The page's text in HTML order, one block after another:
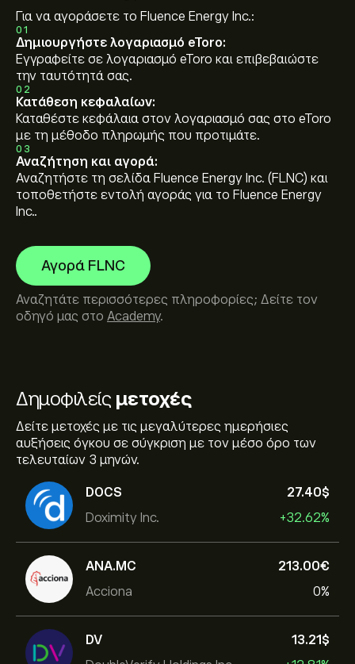
Δημοφιλείς μετοχές
Δείτε μετοχές με τις μεγαλύτερες ημερήσιες
αυξήσεις όγκου σε σύγκριση με τον μέσο όρο των
τελευταίων 3 μηνών.
DOCS
Doximity Inc.
27.40‎$‎
+32.62%
ANA.MC
Acciona
213.00‎€‎
0%
DV
13.21‎$‎
Για να αγοράσετε το Fluence Energy Inc.:
01
Δημιουργήστε λογαριασμό eToro:
Εγγραφείτε σε λογαριασμό eToro και επιβεβαιώστε
την ταυτότητά σας.
02
Κατάθεση κεφαλαίων:
Καταθέστε κεφάλαια στον λογαριασμό σας στο eToro
με τη μέθοδο πληρωμής που προτιμάτε.
03
Αναζήτηση και αγορά:
Αναζητήστε τη σελίδα Fluence Energy Inc. (FLNC) και
τοποθετήστε εντολή αγοράς για το Fluence Energy
Inc..
Αγορά FLNC
Αναζητάτε περισσότερες πληροφορίες; Δείτε τον
οδηγό μας στο Academy.